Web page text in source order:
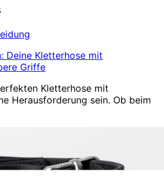
Deine Kletterhose mit
Griffe
Kletterhose mit
Herausforderung sein. Ob beim